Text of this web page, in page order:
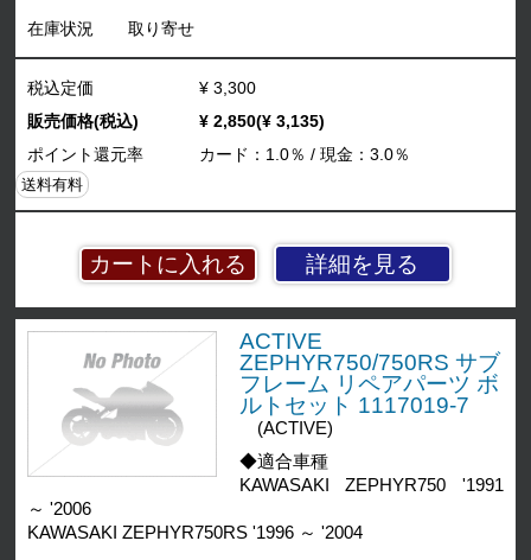
在庫状況 取り寄せ
詳細を見る
税込定価
¥ 3,300
販売価格(税込)
¥ 2,850(¥ 3,135)
ポイント還元率
カード：1.0％ / 現金：3.0％
送料有料
ACTIVE
ZEPHYR750/750RS サブ
フレーム リペアパーツ ボ
ルトセット 1117019-7
(ACTIVE)
◆適合車種
KAWASAKI ZEPHYR750 '1991
～ '2006
KAWASAKI ZEPHYR750RS '1996 ～ '2004